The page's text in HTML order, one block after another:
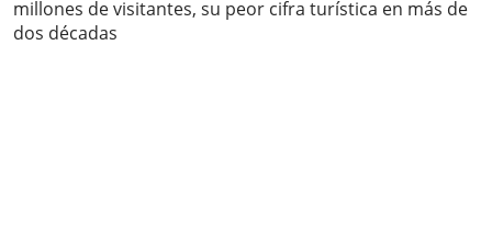
millones de visitantes, su peor cifra turística en más de
dos décadas